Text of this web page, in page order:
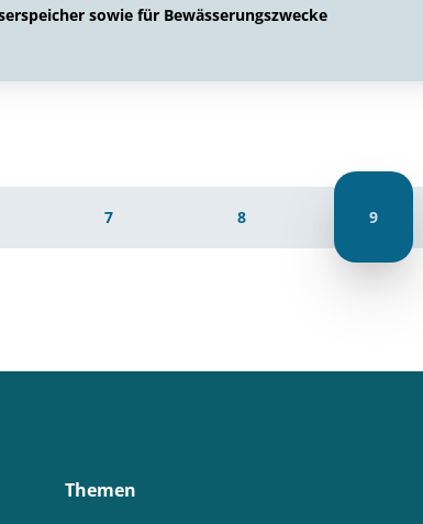
sowie für Bewässerungszwecke
7 8 9
Themen